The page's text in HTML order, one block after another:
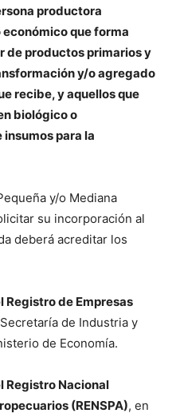
productora
que forma
de productos primarios y
y/o agregado
recibe, y aquellos que
biológico o
para la
y/o Mediana
su incorporación al
deberá acreditar los
Registro de Empresas
de Industria y
de Economía.
Registro Nacional
(RENSPA), en